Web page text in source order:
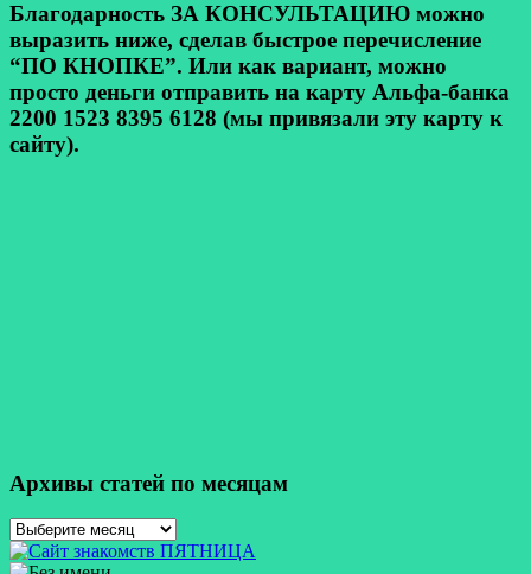
Благодарность ЗА КОНСУЛЬТАЦИЮ можно
выразить ниже, сделав быстрое перечисление
“ПО КНОПКЕ”. Или как вариант, можно
просто деньги отправить на карту Альфа-банка
2200 1523 8395 6128 (мы привязали эту карту к
сайту).
Архивы статей по месяцам
Архивы
статей